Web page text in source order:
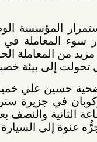
الوطنية
في السجون
الحاطة
بيئة خصبة
والنصف بعد
وتوّجهوا